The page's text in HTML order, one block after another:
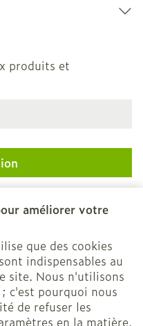
améliorer votre
que des cookies
indispensables au
site. Nous n'utilisons
c'est pourquoi nous
de refuser les
en la matière.
produits et
abonnez à notre
de confidentialité